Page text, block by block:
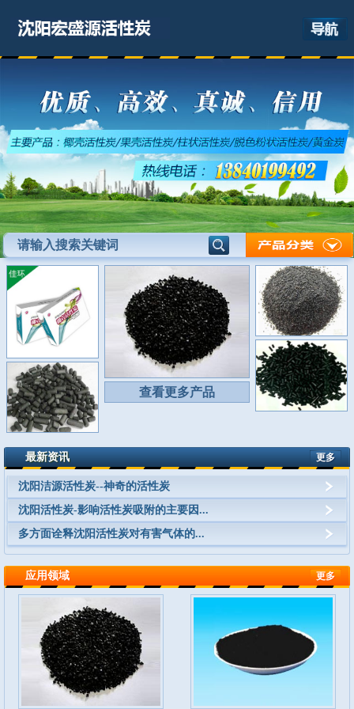
关于我们
产品展示
最新资讯
应用领域
联系我们
查看更多产品
最新资讯 更多
沈阳洁源活性炭--神奇的活性炭
沈阳活性炭-影响活性炭吸附的主要因...
多方面诠释沈阳活性炭对有害气体的...
应用领域 更多